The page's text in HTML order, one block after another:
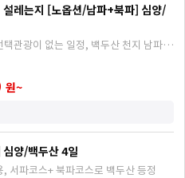
설레는지 [노옵션/남파+북파] 심양/
택관광이 없는 일정, 백두산 천지 남파,
원~
양/백두산 4일
대한항공 이용, 서파코스+ 북파코스로 백두산 등정